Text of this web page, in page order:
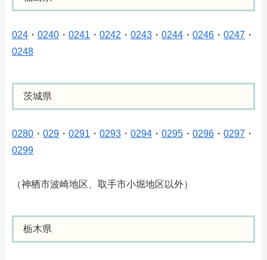
024 ・ 0240 ・ 0241 ・ 0242 ・ 0243 ・ 0244 ・ 0246 ・ 0247 ・
0248
茨城県
0280 ・ 029 ・ 0291 ・ 0293 ・ 0294 ・ 0295 ・ 0296 ・ 0297 ・
0299
（神栖市波崎地区、取手市小堀地区以外）
栃木県